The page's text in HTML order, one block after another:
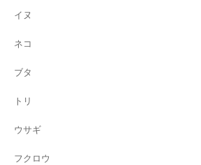
イヌ
ネコ
ブタ
トリ
ウサギ
フクロウ